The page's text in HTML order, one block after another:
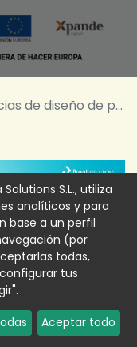
de páginas web para 2021
S.L., utiliza
analíticos y para
base a un perfil
(por
todas,
tus
Aceptar todo